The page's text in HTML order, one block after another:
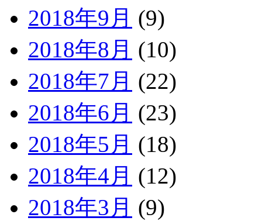
2018年9月 (9)
2018年8月 (10)
2018年7月 (22)
2018年6月 (23)
2018年5月 (18)
2018年4月 (12)
2018年3月 (9)